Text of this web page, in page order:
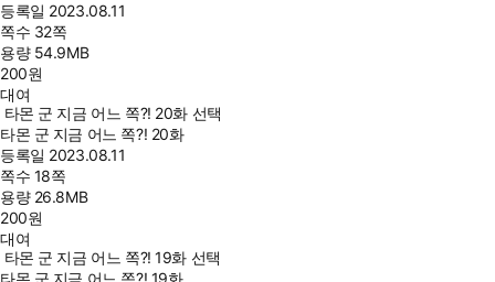
등록일 2023.08.11
쪽수 32쪽
용량 54.9MB
200원
대여
타몬 군 지금 어느 쪽?! 20화 선택
타몬 군 지금 어느 쪽?! 20화
등록일 2023.08.11
쪽수 18쪽
용량 26.8MB
200원
대여
타몬 군 지금 어느 쪽?! 19화 선택
타몬 군 지금 어느 쪽?! 19화